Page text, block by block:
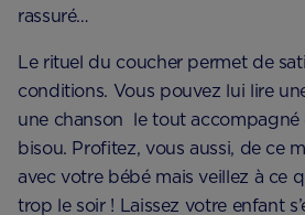
rassuré…
Le rituel du coucher permet de
conditions. Vous pouvez lui lire
une chanson le tout accompagné
bisou. Profitez, vous aussi, de ce
avec votre bébé mais veillez à ce
trop le soir ! Laissez votre enfant